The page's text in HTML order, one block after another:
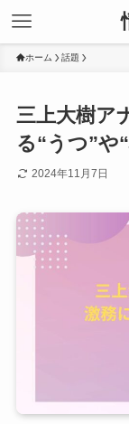
ホーム 話題
三上大樹ア
る“うつ”や
2024年11月7日